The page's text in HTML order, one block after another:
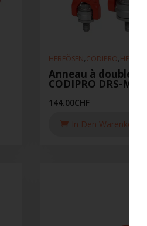
HEBEÖSEN,CODIPRO,
Anneau à double
CODIPRO DRS-M20-
144.00CHF
In Den Warenkorb